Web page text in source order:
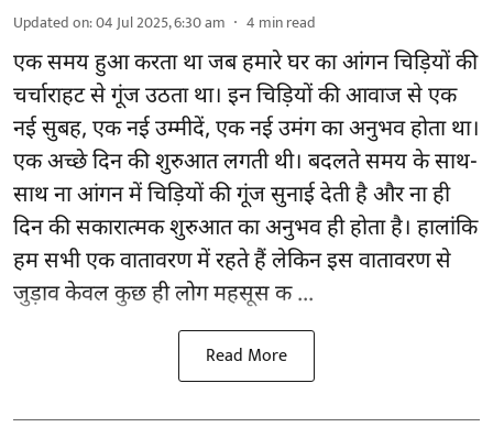
Updated on:04 Jul 2025, 6:30 am 4 min read
एक समय हुआ करता था जब हमारे घर का आंगन चिड़ियों की
चर्चाराहट से गूंज उठता था। इन चिड़ियों की आवाज से एक
नई सुबह, एक नई उम्मीदें, एक नई उमंग का अनुभव होता था।
एक अच्छे दिन की शुरुआत लगती थी। बदलते समय के साथ-
साथ ना आंगन में चिड़ियों की गूंज सुनाई देती है और ना ही
दिन की सकारात्मक शुरुआत का अनुभव ही होता है। हालांकि
हम सभी एक वातावरण में रहते हैं लेकिन इस वातावरण से
जुड़ाव केवल कुछ ही लोग महसूस क ...
Read More